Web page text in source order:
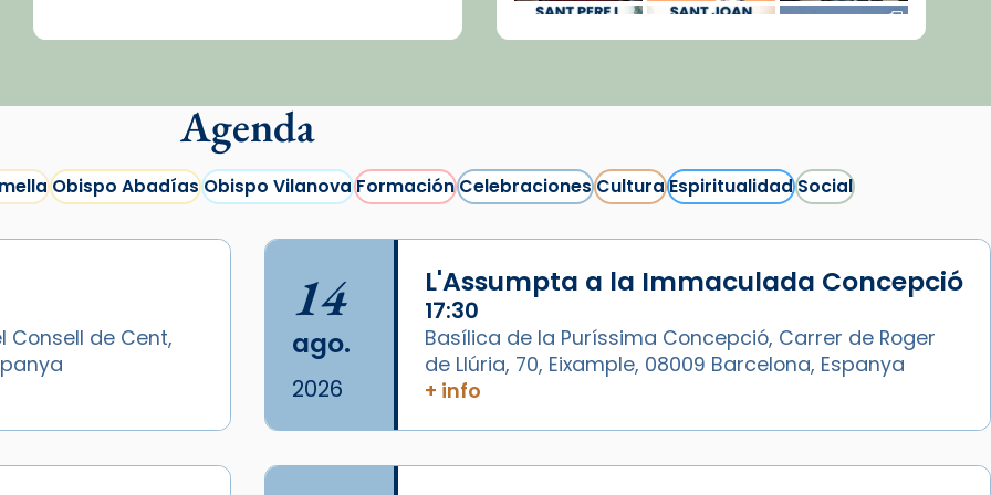
Agenda
Obispo AbadíasObispo VilanovaFormaciónCelebracionesCulturaEspiritualidadSocial
Consell de Cent,
14
ago.
2026
L'Assumpta a la Immaculada Concepció
17:30
Basílica de la Puríssima Concepció, Carrer de Roger
de Llúria, 70, Eixample, 08009 Barcelona, Espanya
+ info